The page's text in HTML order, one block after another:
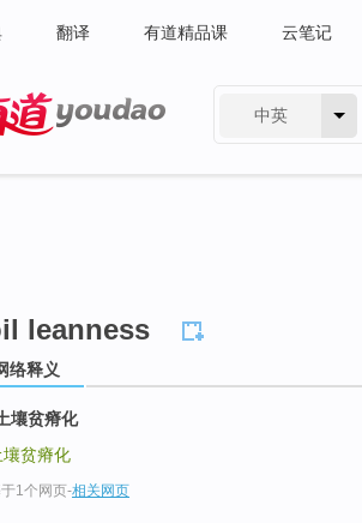
翻译 有道精品课 云笔记
中英
leanness
络释义
壤贫瘠化
壤贫瘠化
1个网页-相关网页